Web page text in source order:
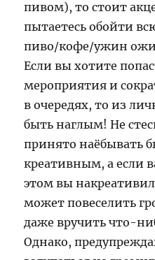
пивом), то стоит
пытаетесь обойти
пиво/кофе/ужин
Если вы хотите
мероприятия и
в очередях, то из
быть наглым! Не
принято наёбывать
креативным, а если
этом вы
может повеселить
даже вручить что-
Однако,